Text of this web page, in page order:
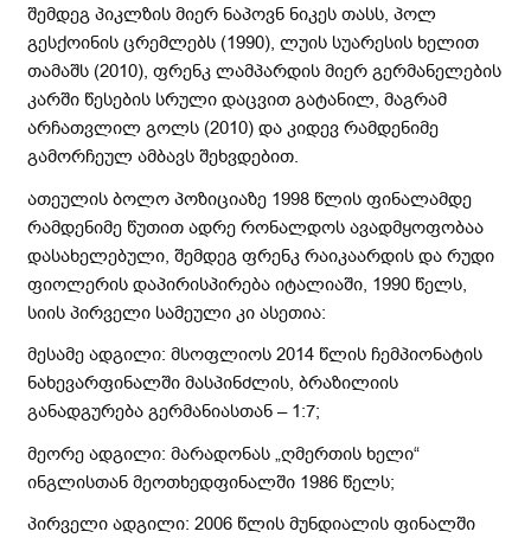
შემდეგ პიკლზის მიერ ნაპოვნ ნიკეს თასს, პოლ
გესქოინის ცრემლებს (1990), ლუის სუარესის ხელით
თამაშს (2010), ფრენკ ლამპარდის მიერ გერმანელების
კარში წესების სრული დაცვით გატანილ, მაგრამ
არჩათვლილ გოლს (2010) და კიდევ რამდენიმე
გამორჩეულ ამბავს შეხვდებით.
ათეულის ბოლო პოზიციაზე 1998 წლის ფინალამდე
რამდენიმე წუთით ადრე რონალდოს ავადმყოფობაა
დასახელებული, შემდეგ ფრენკ რაიკაარდის და რუდი
ფიოლერის დაპირისპირება იტალიაში, 1990 წელს,
სიის პირველი სამეული კი ასეთია:
მესამე ადგილი: მსოფლიოს 2014 წლის ჩემპიონატის
ნახევარფინალში მასპინძლის, ბრაზილიის
განადგურება გერმანიასთან – 1:7;
მეორე ადგილი: მარადონას „ღმერთის ხელი“
ინგლისთან მეოთხედფინალში 1986 წელს;
პირველი ადგილი: 2006 წლის მუნდიალის ფინალში